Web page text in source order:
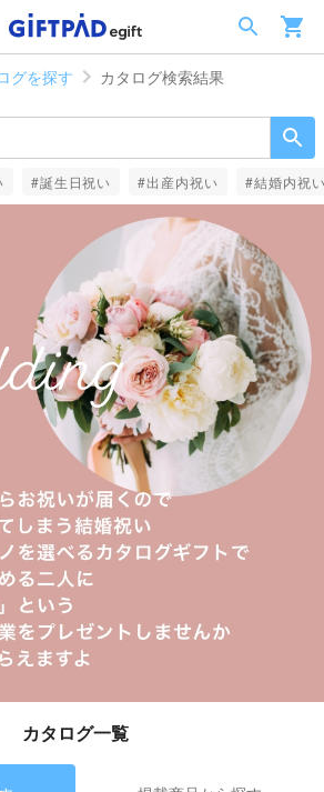
グを探す カタログ検索結果
#誕生日祝い #出産内祝い #結婚内祝
カタログ一覧